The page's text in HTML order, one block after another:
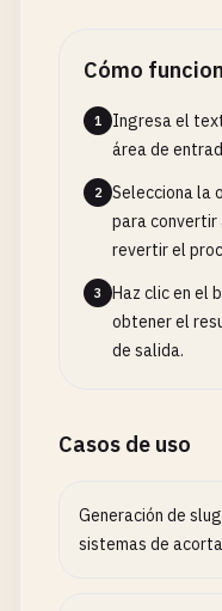
Cómo
1
Ingresa el
área de
2
Selecciona la
para convertir
revertir el
3
Haz clic en el
obtener el
de salida.
Casos de uso
Generación de
sistemas de